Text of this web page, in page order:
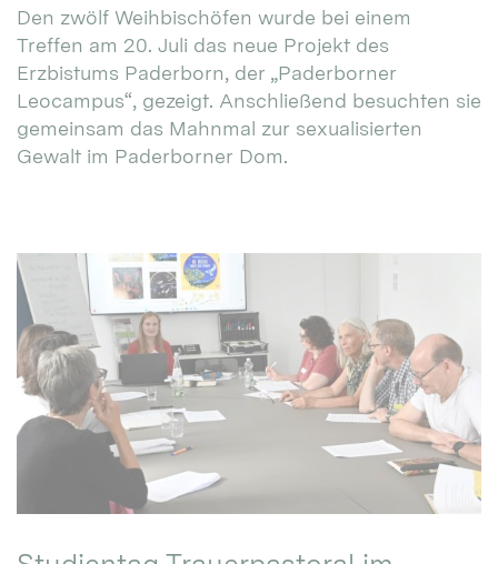
Den zwölf Weihbischöfen wurde bei einem
Treffen am 20. Juli das neue Projekt des
Erzbistums Paderborn, der „Paderborner
Leocampus“, gezeigt. Anschließend besuchten sie
gemeinsam das Mahnmal zur sexualisierten
Gewalt im Paderborner Dom.